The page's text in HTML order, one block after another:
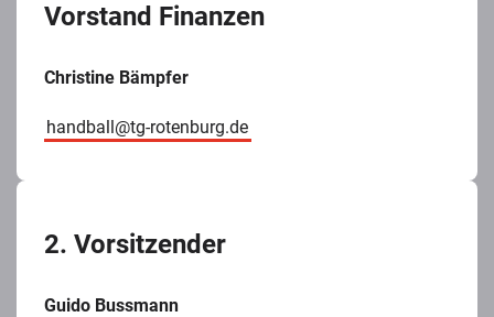
Vorstand Finanzen
Christine Bämpfer
handball@tg-rotenburg.de
2. Vorsitzender
Guido Bussmann